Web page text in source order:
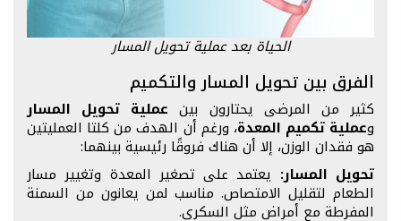
الحياة بعد عملية تحويل المسار
الفرق بين تحويل المسار والتكميم
كثير من المرضى يحتارون بين عملية تحويل المسار
وعملية تكميم المعدة، ورغم أن الهدف من كلتا العمليتين
هو فقدان الوزن، إلا أن هناك فروقًا رئيسية بينهما:
تحويل المسار: يعتمد على تصغير المعدة وتغيير مسار
الطعام لتقليل الامتصاص. مناسب لمن يعانون من السمنة
المفرطة مع أمراض مثل السكري.